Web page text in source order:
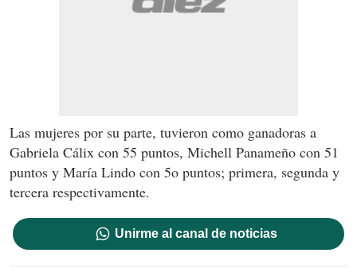
Las mujeres por su parte, tuvieron como ganadoras a
Gabriela Cálix con 55 puntos, Michell Panameño con 51
puntos y María Lindo con 5o puntos; primera, segunda y
tercera respectivamente.
Unirme al canal de noticias